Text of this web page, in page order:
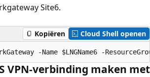
Site6.
Kopiëren Cloud Shell openen
VPN-verbinding maken met